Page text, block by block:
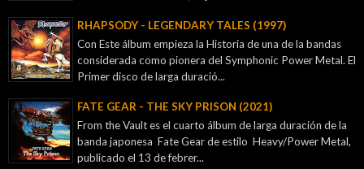
RHAPSODY - LEGENDARY TALES (1997)
Con Este álbum empieza la Historia de una de la bandas
considerada como pionera del Symphonic Power Metal. El
Primer disco de larga duració...
FATE GEAR - THE SKY PRISON (2021)
From the Vault es el cuarto álbum de larga duración de la
banda japonesa Fate Gear de estilo Heavy/Power Metal,
publicado el 13 de febrer...